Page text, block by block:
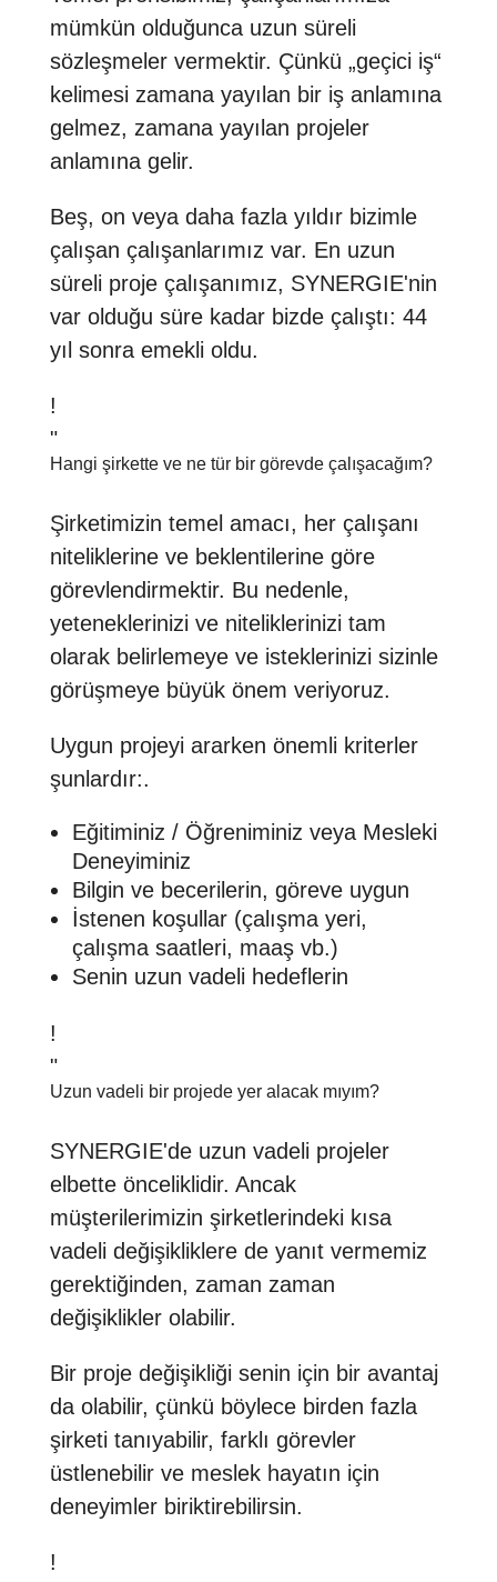
mümkün olduğunca uzun süreli
sözleşmeler vermektir. Çünkü „geçici iş“
kelimesi zamana yayılan bir iş anlamına
gelmez, zamana yayılan projeler
anlamına gelir.
Beş, on veya daha fazla yıldır bizimle
çalışan çalışanlarımız var. En uzun
süreli proje çalışanımız, SYNERGIE'nin
var olduğu süre kadar bizde çalıştı: 44
yıl sonra emekli oldu.
!
"
Hangi şirkette ve ne tür bir görevde çalışacağım?
Şirketimizin temel amacı, her çalışanı
niteliklerine ve beklentilerine göre
görevlendirmektir. Bu nedenle,
yeteneklerinizi ve niteliklerinizi tam
olarak belirlemeye ve isteklerinizi sizinle
görüşmeye büyük önem veriyoruz.
Uygun projeyi ararken önemli kriterler
şunlardır:.
Eğitiminiz / Öğreniminiz veya Mesleki
Deneyiminiz
Bilgin ve becerilerin, göreve uygun
İstenen koşullar (çalışma yeri,
çalışma saatleri, maaş vb.)
Senin uzun vadeli hedeflerin
!
"
Uzun vadeli bir projede yer alacak mıyım?
SYNERGIE'de uzun vadeli projeler
elbette önceliklidir. Ancak
müşterilerimizin şirketlerindeki kısa
vadeli değişikliklere de yanıt vermemiz
gerektiğinden, zaman zaman
değişiklikler olabilir.
Bir proje değişikliği senin için bir avantaj
da olabilir, çünkü böylece birden fazla
şirketi tanıyabilir, farklı görevler
üstlenebilir ve meslek hayatın için
deneyimler biriktirebilirsin.
!